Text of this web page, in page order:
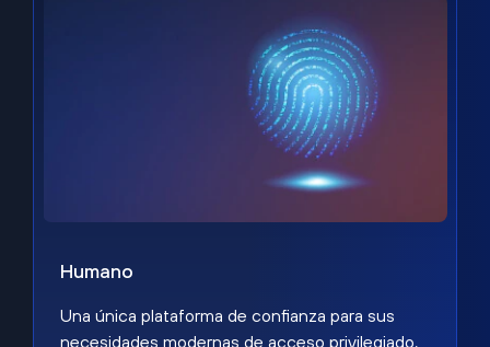
Humano
Una única plataforma de confianza para sus
necesidades modernas de acceso privilegiado,